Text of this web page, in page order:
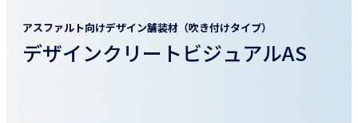
アスファルト向けデザイン舗装材（吹き付けタイプ）
デザインクリートビジュアルAS